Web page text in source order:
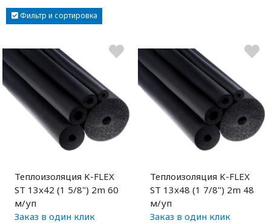
Фильтр и сортировка
Теплоизоляция K-FLEX
ST 13x42 (1 5/8") 2m 60
м/уп
Заказ в один клик
Теплоизоляция K-FLEX
ST 13x48 (1 7/8") 2m 48
м/уп
Заказ в один клик